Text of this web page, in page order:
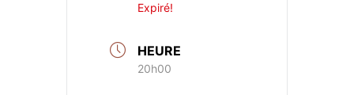
Expiré!
HEURE
20h00